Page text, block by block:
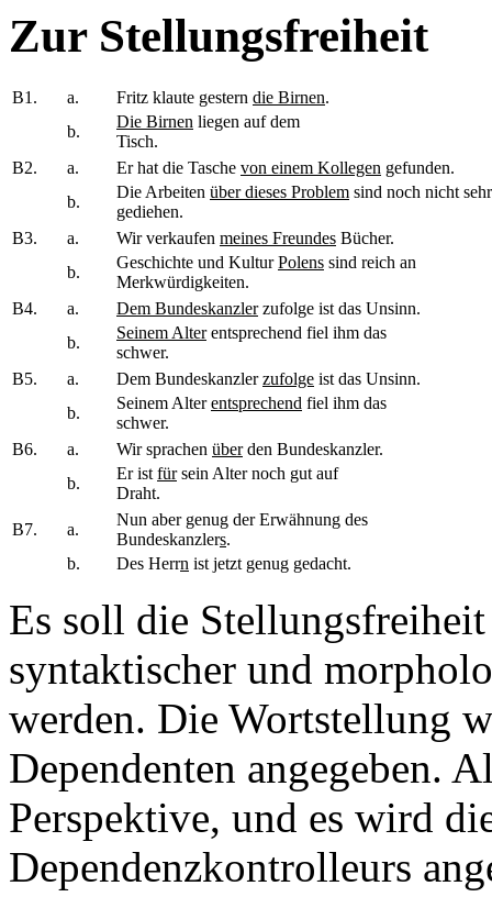
Zur Stellungsfreiheit
B1. a. Fritz klaute gestern die Birnen.
b.
Die Birnen liegen auf dem
Tisch.
B2.
a. Er hat die Tasche von einem Kollegen gefunden.
b.
Die Arbeiten über dieses Problem sind noch nicht
gediehen.
B3.
a. Wir verkaufen meines Freundes Bücher.
b.
Geschichte und KulturPolens sind reich an
Merkwürdigkeiten.
B4.
a. Dem Bundeskanzlerzufolge ist das Unsinn.
b.
Seinem Alterentsprechend fiel ihm das
schwer.
B5.
a. Dem Bundeskanzlerzufolge ist das Unsinn.
b.
Seinem Alterentsprechend fiel ihm das
schwer.
B6.
a. Wir sprachen überden Bundeskanzler.
b.
Er ist fürsein Alter noch gut auf
Draht.
B7.
a.
Nun aber genug der Erwähnung des
Bundeskanzlers.
b.
Des Herrn ist jetzt genug gedacht.
Es soll die
syntaktischer und
werden. Die Wortstellung
Dependenten angegeben.
Perspektive, und es wird
Dependenzkontrolleurs